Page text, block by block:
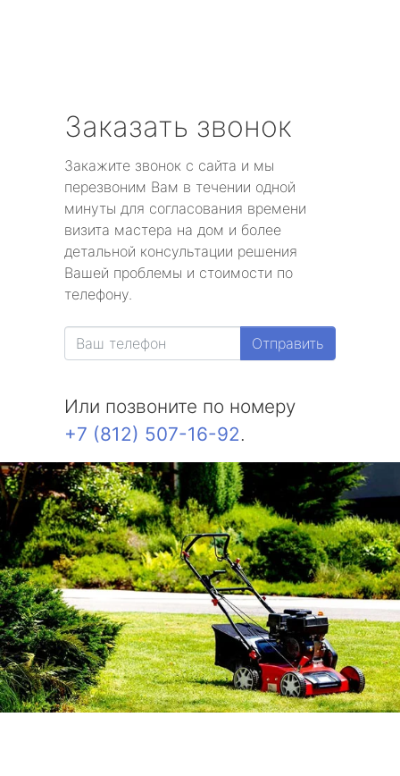
Заказать звонок
Закажите звонок с сайта и мы
перезвоним Вам в течении одной
минуты для согласования времени
визита мастера на дом и более
детальной консультации решения
Вашей проблемы и стоимости по
телефону.
Отправить
Или позвоните по номеру
+7 (812) 507-16-92.